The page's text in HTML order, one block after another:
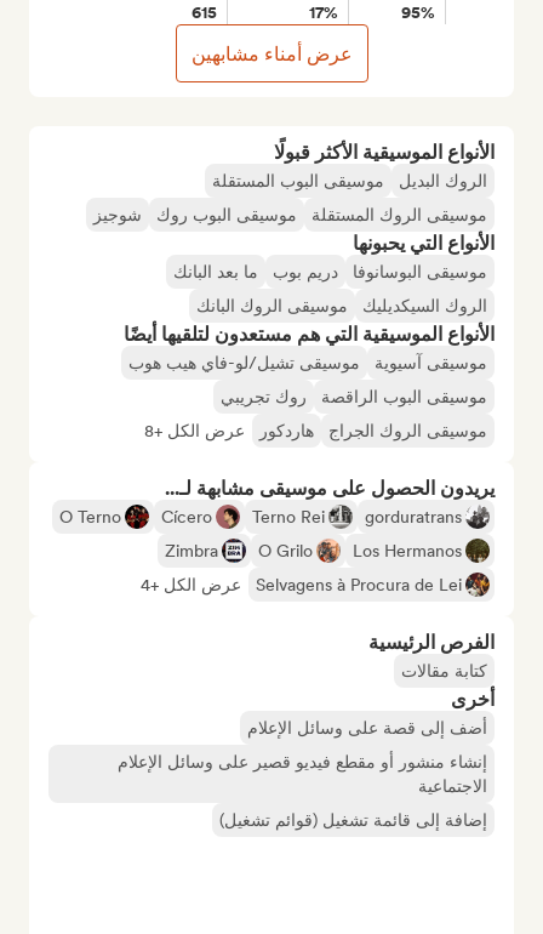
الأنواع الموسيقية الأكثر قبولًا
الروك البديل
موسيقى البوب المستقلة
موسيقى الروك المستقلة
موسيقى البوب روك شوجيز
الأنواع التي يحبونها
موسيقى البوسانوفا دريم بوب
ما بعد البانك
الروك السيكديليك
موسيقى الروك البانك
الأنواع الموسيقية التي هم مستعدون لتلقيها أيضًا
موسيقى آسيوية
موسيقى تشيل/لو-فاي هيب هوب
موسيقى البوب الراقصة
روك تجريبي
موسيقى الروك الجراج
هاردكور عرض الكل +8
يريدون الحصول على موسيقى مشابهة لـ...
gorduratrans
Terno Rei
Cícero
O Terno
Los Hermanos
O Grilo
Zimbra
Selvagens à Procura de Lei
عرض الكل +4
الفرص الرئيسية
كتابة مقالات
أخرى
أضف إلى قصة على وسائل الإعلام
إنشاء منشور أو مقطع فيديو قصير على وسائل الإعلام
الاجتماعية
إضافة إلى قائمة تشغيل (قوائم تشغيل)
95%
17%
615
عرض أمناء مشابهين